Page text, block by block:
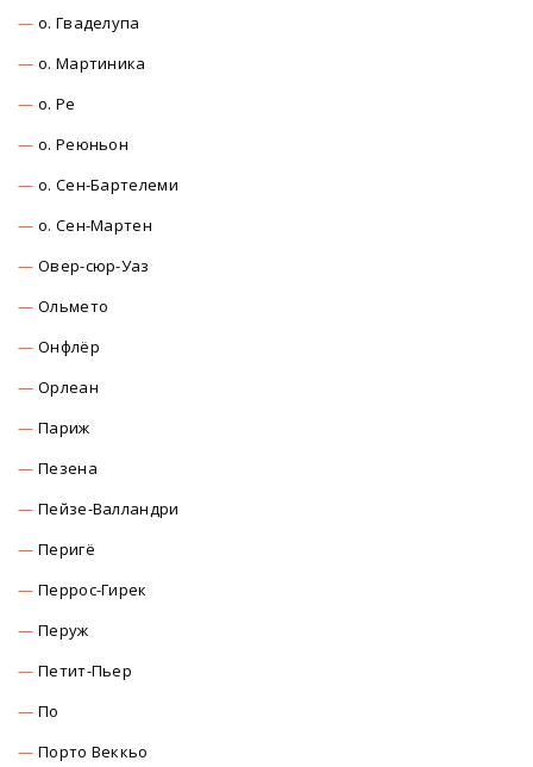
о. Гваделупа
о. Мартиника
о. Ре
о. Реюньон
о. Сен-Бартелеми
о. Сен-Мартен
Овер-сюр-Уаз
Ольмето
Онфлёр
Орлеан
Париж
Пезена
Пейзе-Валландри
Перигё
Перрос-Гирек
Перуж
Петит-Пьер
По
Порто Веккьо